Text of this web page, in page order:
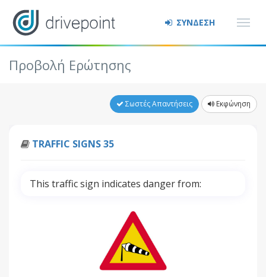
ΣΥΝΔΕΣΗ
Προβολή Ερώτησης
Σωστές Απαντήσεις Εκφώνηση
TRAFFIC SIGNS 35
This traffic sign indicates danger from: